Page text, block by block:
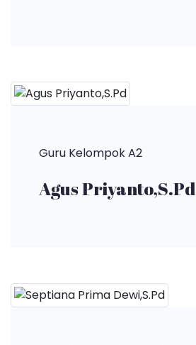
Guru Kelompok A2
Agus Priyanto,S.Pd